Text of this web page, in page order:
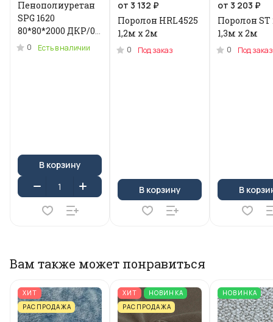
Пенополиуретан
SPG 1620
80*80*2000 ДКР/0.2
кг .N-3955U
0 Есть в наличии
В корзину
от 3 132 ₽
Поролон HRL4525
1,2м x 2м
0 Под заказ
В корзину
от 3 203 ₽
Поролон ST
1,3м х 2м
0 Под заказ
В
Вам также может понравиться
ХИТ
РАСПРОДАЖА
ХИТ
НОВИНКА
РАСПРОДАЖА
НОВИНКА